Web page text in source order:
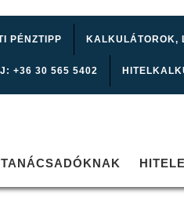
PÉNZTIPP KALKULÁTOROK,
+36 30 565 5402
TANÁCSADÓKNAK